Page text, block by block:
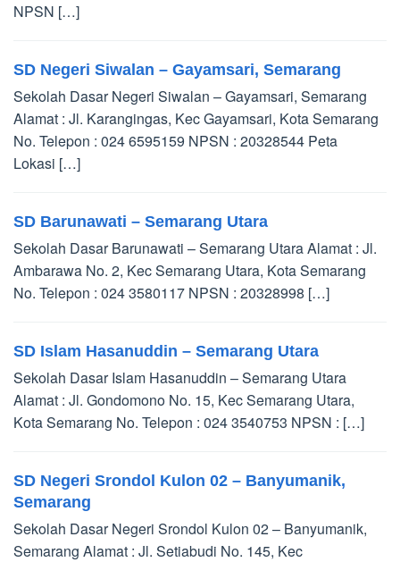
NPSN […]
SD Negeri Siwalan – Gayamsari, Semarang
Sekolah Dasar Negeri Siwalan – Gayamsari, Semarang
Alamat : Jl. Karangingas, Kec Gayamsari, Kota Semarang
No. Telepon : 024 6595159 NPSN : 20328544 Peta
Lokasi […]
SD Barunawati – Semarang Utara
Sekolah Dasar Barunawati – Semarang Utara Alamat : Jl.
Ambarawa No. 2, Kec Semarang Utara, Kota Semarang
No. Telepon : 024 3580117 NPSN : 20328998 […]
SD Islam Hasanuddin – Semarang Utara
Sekolah Dasar Islam Hasanuddin – Semarang Utara
Alamat : Jl. Gondomono No. 15, Kec Semarang Utara,
Kota Semarang No. Telepon : 024 3540753 NPSN : […]
SD Negeri Srondol Kulon 02 – Banyumanik,
Semarang
Sekolah Dasar Negeri Srondol Kulon 02 – Banyumanik,
Semarang Alamat : Jl. Setiabudi No. 145, Kec